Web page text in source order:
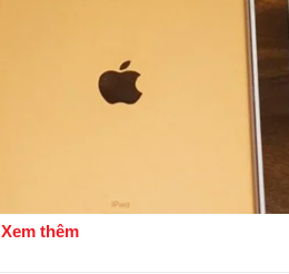
Xem thêm